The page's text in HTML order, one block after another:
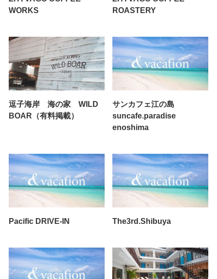
WORKS
ROASTERY
逗子海岸 海の家 WILD
BOAR（有料掲載）
サンカフェ江の島
suncafe.paradise
enoshima
Pacific DRIVE-IN The3rd.Shibuya